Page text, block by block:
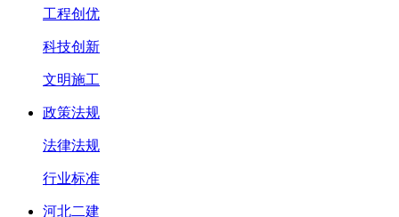
工程创优
科技创新
文明施工
政策法规
法律法规
行业标准
河北二建